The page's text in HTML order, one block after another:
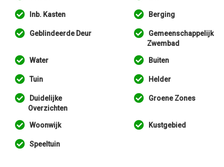
Inb. Kasten Berging
Geblindeerde Deur
Gemeenschappelijk
Zwembad
Water Buiten
Tuin Helder
Duidelijke
Overzichten
Groene Zones
Woonwijk Kustgebied
Speeltuin